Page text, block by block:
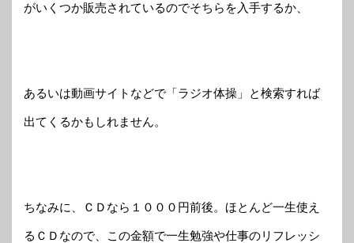
がいくつか販売されているのでそちらを入手するか、
あるいは動画サイトなどで「ラジオ体操」と検索すれば
出てくるかもしれません。
ちなみに、ＣＤなら１０００円前後。ほとんど一生使え
るＣＤなので、この金額で一生勉強や仕事のリフレッシ